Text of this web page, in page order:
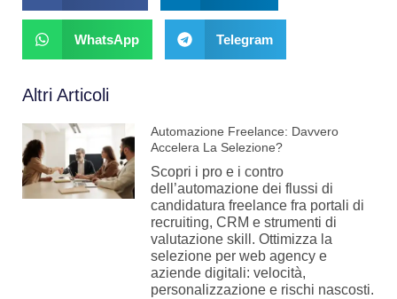
WhatsApp Telegram
Altri Articoli
Automazione Freelance: Davvero
Accelera La Selezione?
Scopri i pro e i contro
dell’automazione dei flussi di
candidatura freelance fra portali di
recruiting, CRM e strumenti di
valutazione skill. Ottimizza la
selezione per web agency e
aziende digitali: velocità,
personalizzazione e rischi nascosti.